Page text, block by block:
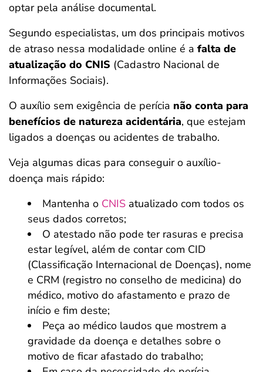
optar pela análise documental.
Segundo especialistas, um dos principais motivos
de atraso nessa modalidade online é a falta de
atualização do CNIS (Cadastro Nacional de
Informações Sociais).
O auxílio sem exigência de perícia não conta para
benefícios de natureza acidentária, que estejam
ligados a doenças ou acidentes de trabalho.
Veja algumas dicas para conseguir o auxílio-
doença mais rápido:
Mantenha o CNIS atualizado com todos os
seus dados corretos;
O atestado não pode ter rasuras e precisa
estar legível, além de contar com CID
(Classificação Internacional de Doenças), nome
e CRM (registro no conselho de medicina) do
médico, motivo do afastamento e prazo de
início e fim deste;
Peça ao médico laudos que mostrem a
gravidade da doença e detalhes sobre o
motivo de ficar afastado do trabalho;